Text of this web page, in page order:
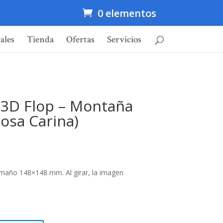
0 elementos
Tienda Ofertas Servicios
Flop – Montaña
Carina)
148×148 mm. Al girar, la imagen